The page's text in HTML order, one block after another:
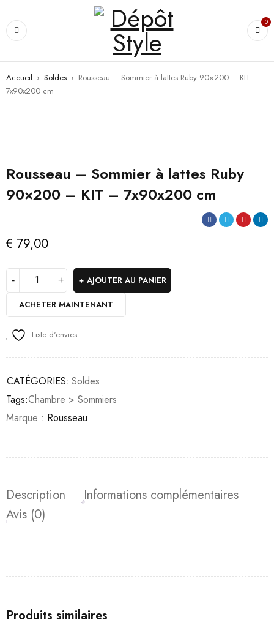
0
Accueil › Soldes › Rousseau – Sommier à lattes Ruby 90×200 – KIT –
7x90x200 cm
Rousseau – Sommier à lattes Ruby
90×200 – KIT – 7x90x200 cm
€ 79,00
AJOUTER AU PANIER
ACHETER MAINTENANT
Liste d'envies
CATÉGORIES: Soldes
Tags:Chambre > Sommiers
Marque : Rousseau
Description
Informations complémentaires
Avis (0)
Produits similaires